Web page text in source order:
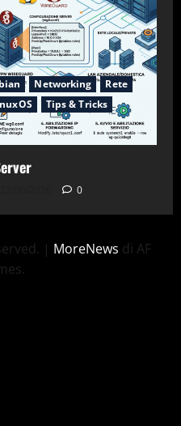
Networking
Rete
Tips & Tricks
0
| MoreNews di AF